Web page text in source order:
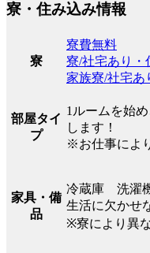
寮・住み込み情報
寮
寮費無料
寮/社宅あり・
家族寮/社宅あ
部屋タイ
プ
1ルームを始
します！
※お仕事によ
家具・備
品
冷蔵庫 洗濯
生活に欠かせ
※寮により異